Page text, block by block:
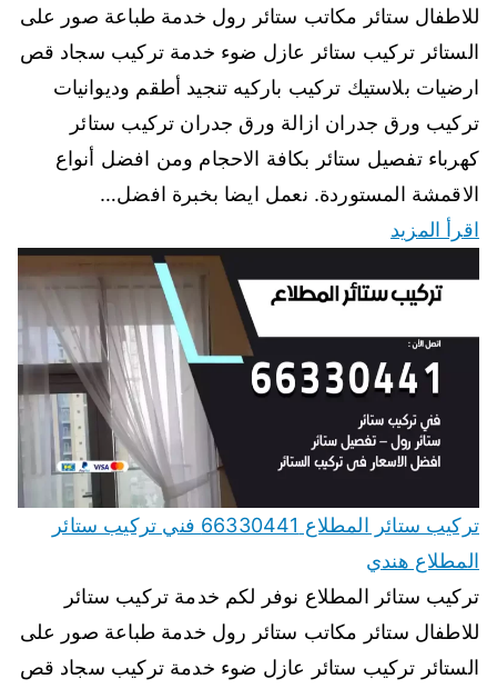
للاطفال ستائر مكاتب ستائر رول خدمة طباعة صور على
الستائر تركيب ستائر عازل ضوء خدمة تركيب سجاد قص
ارضيات بلاستيك تركيب باركيه تنجيد أطقم وديوانيات
تركيب ورق جدران ازالة ورق جدران تركيب ستائر
كهرباء تفصيل ستائر بكافة الاحجام ومن افضل أنواع
الاقمشة المستوردة. نعمل ايضا بخبرة افضل…
اقرأ المزيد
تركيب ستائر المطلاع 66330441 فني تركيب ستائر
المطلاع هندي
تركيب ستائر المطلاع نوفر لكم خدمة تركيب ستائر
للاطفال ستائر مكاتب ستائر رول خدمة طباعة صور على
الستائر تركيب ستائر عازل ضوء خدمة تركيب سجاد قص